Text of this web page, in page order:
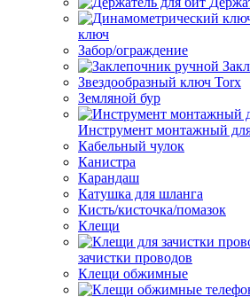
ключ
Забор/ограждение
Звездообразный ключ Torx
Земляной бур
Инструмент монтажный
Кабельный чулок
Канистра
Карандаш
Катушка для шланга
Кисть/кисточка/помазок
Клещи
зачистки проводов
Клещи обжимные